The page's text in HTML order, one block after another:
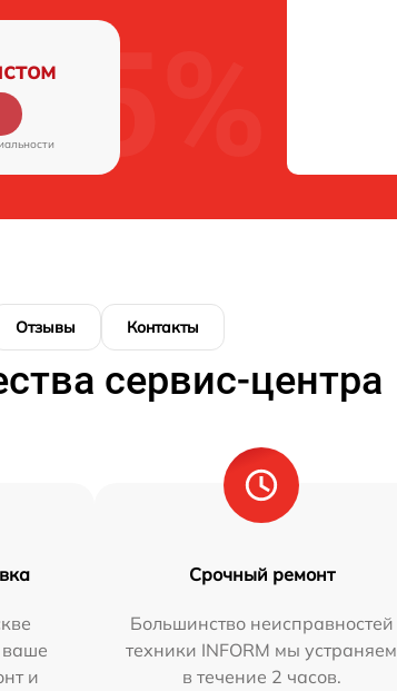
Отзывы Контакты
сервис-центра
ваше
и
Срочный ремонт
Большинство неисправностей
техники INFORM мы устраняем
в течение 2 часов.